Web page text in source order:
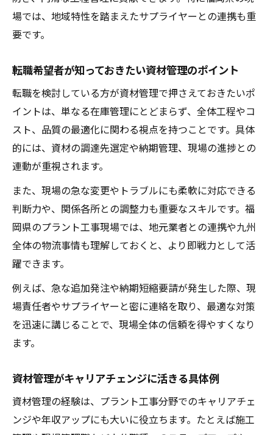
場では、地域特性を踏まえたサプライヤーとの連携も重
要です。
転職希望者が知っておきたい資材管理のポイント
転職を検討している方が資材管理で押さえておきたいポ
イントは、単なる在庫管理にとどまらず、全体工程やコ
スト、品質の最適化に関わる視点を持つことです。具体
的には、資材の調達先選定や納期管理、現場の進捗との
連動が重視されます。
また、現場の急な変更やトラブルにも柔軟に対応できる
判断力や、関係各所との調整力も重要なスキルです。福
岡県のプラント工事現場では、地元業者との連携や九州
全体の物流事情も理解しておくと、より即戦力として活
躍できます。
例えば、急な追加発注や納期短縮要請が発生した際、現
場責任者やサプライヤーと密に連絡を取り、最適な対策
を迅速に講じることで、現場全体の信頼を得やすくなり
ます。
資材管理がキャリアチェンジに活きる具体例
資材管理の経験は、プラント工事分野でのキャリアチェ
ンジや年収アップにも大いに役立ちます。たとえば施工